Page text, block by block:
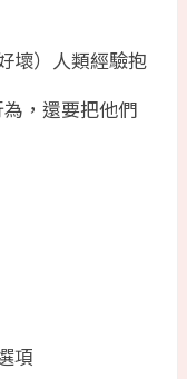
壞）人類經驗抱
，還要把他們
項